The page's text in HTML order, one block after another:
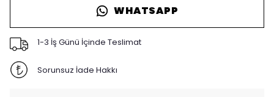
WHATSAPP
1-3 İş Günü İçinde Teslimat
Sorunsuz İade Hakkı